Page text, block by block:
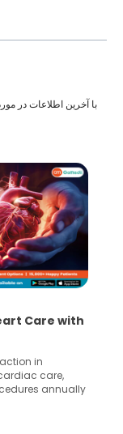
با آخرین اطلاعات در
Care with
in
care,
annually
and